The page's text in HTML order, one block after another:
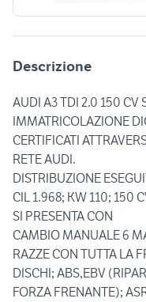
Descrizione
AUDI A3 TDI 2.0 150 CV
IMMATRICOLAZIONE
CERTIFICATI
RETE AUDI.
DISTRIBUZIONE
CIL 1.968; KW 110; 150
SI PRESENTA CON
CAMBIO MANUALE 6
RAZZE CON TUTTA LA
DISCHI; ABS,EBV
FORZA FRENANTE);